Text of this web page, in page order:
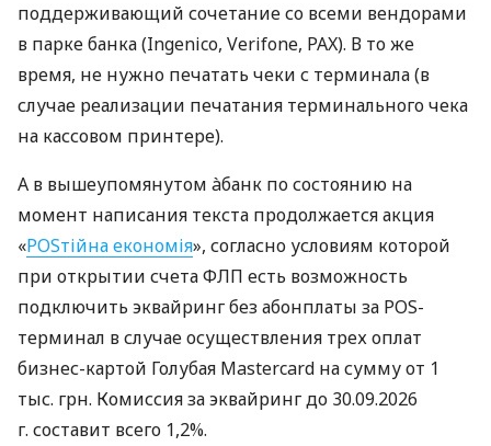
поддерживающий сочетание со всеми вендорами
в парке банка (Ingenico, Verifone, PAX). В то же
время, не нужно печатать чеки с терминала (в
случае реализации печатания терминального чека
на кассовом принтере).
А в вышеупомянутом àбанк по состоянию на
момент написания текста продолжается акция
«POSтійна економія», согласно условиям которой
при открытии счета ФЛП есть возможность
подключить эквайринг без абонплаты за POS-
терминал в случае осуществления трех оплат
бизнес-картой Голубая Mastercard на сумму от 1
тыс. грн. Комиссия за эквайринг до 30.09.2026
г. составит всего 1,2%.